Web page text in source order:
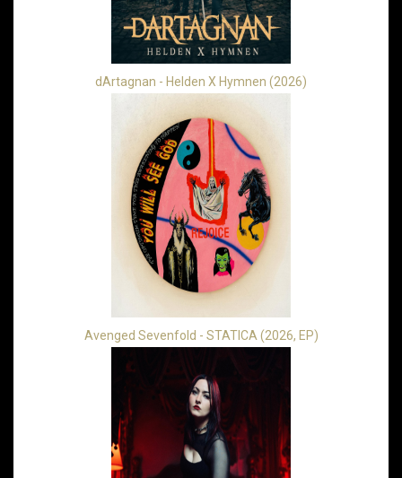
dArtagnan - Helden X Hymnen (2026)
Avenged Sevenfold - STATICA (2026, EP)